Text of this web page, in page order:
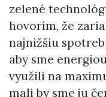
zelené
hovorím, že
najnižšiu
aby sme
využili na
mali by sme ju